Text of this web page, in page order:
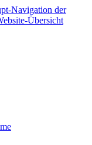
Navigation der
Übersicht